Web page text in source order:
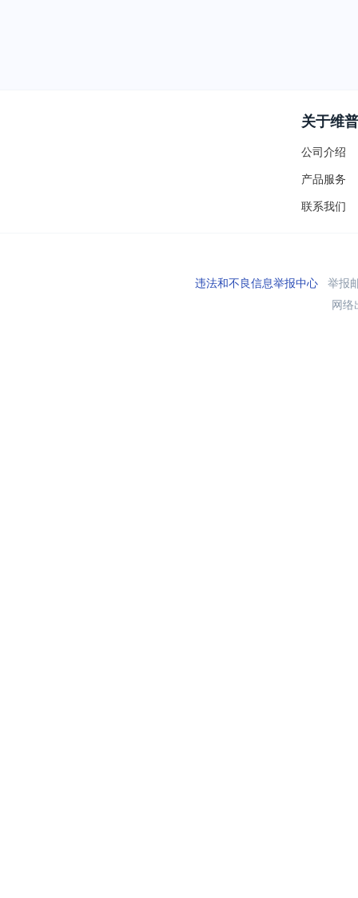
关于维普
公司介绍
产品服务
联系我们
违法和不良信息举报中心举报
网